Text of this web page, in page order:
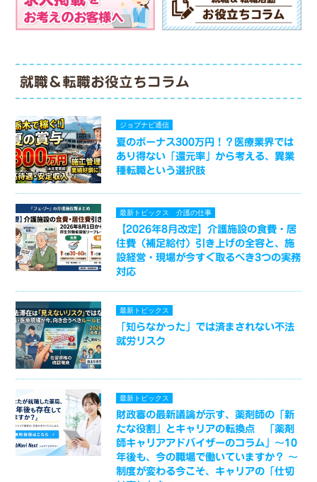
就職＆転職お役立ちコラム
ジョブナビ通信
夏のボーナス300万円！？医療業界では
あり得ない「還元率」から考える、異業
種転職という選択肢
最新トピックス 介護の仕事
【2026年8月改定】介護施設の食費・居
住費（補足給付）引き上げの全容と、施
設経営・現場が今すぐ取るべき3つの実務
対応
最新トピックス
「知らなかった」では済まされない不法
就労リスク
最新トピックス
財政審の最新議論が示す、薬剤師の「新
たな役割」とキャリアの転換点 「薬剤
師キャリアアドバイザーのコラム」～10
年後も、今の職場で働いていますか？ ～
制度が変わる今こそ、キャリアの「仕切